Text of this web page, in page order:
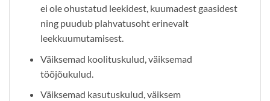
ei ole ohustatud leekidest, kuumadest gaasidest
ning puudub plahvatusoht erinevalt
leekkuumutamisest.
Väiksemad koolituskulud, väiksemad
tööjõukulud.
Väiksemad kasutuskulud, väiksem